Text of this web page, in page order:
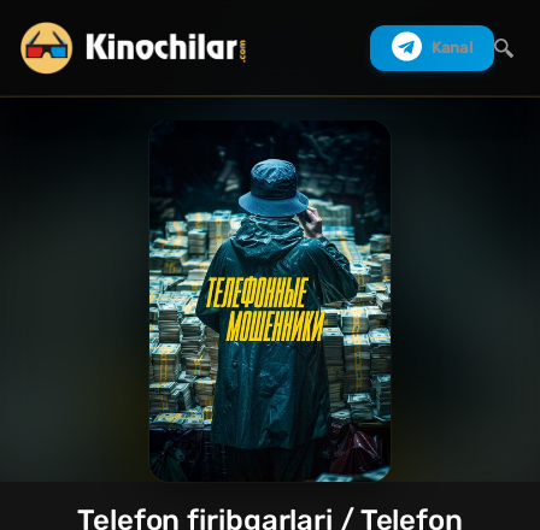
Kanal
Telefon firibgarlari / Telefon